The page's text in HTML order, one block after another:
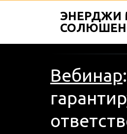
ЭНЕРДЖИ
Вебинар